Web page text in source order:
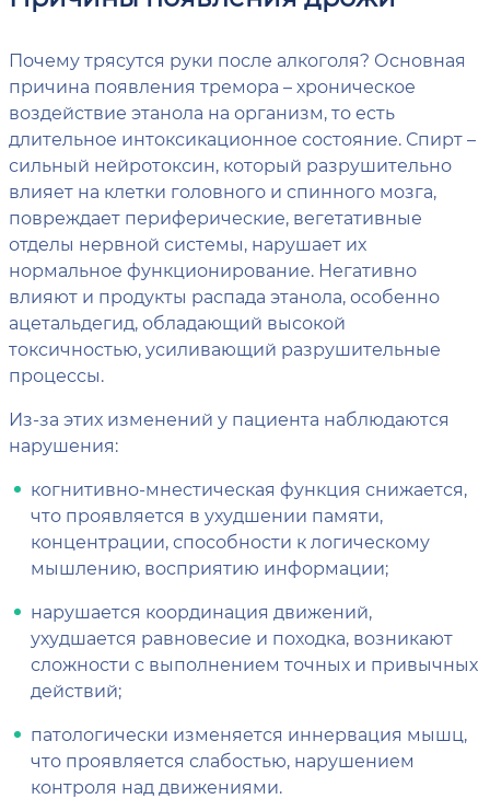
Почему трясутся руки после алкоголя? Основная
причина появления тремора – хроническое
воздействие этанола на организм, то есть
длительное интоксикационное состояние. Спирт –
сильный нейротоксин, который разрушительно
влияет на клетки головного и спинного мозга,
повреждает периферические, вегетативные
отделы нервной системы, нарушает их
нормальное функционирование. Негативно
влияют и продукты распада этанола, особенно
ацетальдегид, обладающий высокой
токсичностью, усиливающий разрушительные
процессы.
Из-за этих изменений у пациента наблюдаются
нарушения:
когнитивно-мнестическая функция снижается,
что проявляется в ухудшении памяти,
концентрации, способности к логическому
мышлению, восприятию информации;
нарушается координация движений,
ухудшается равновесие и походка, возникают
сложности с выполнением точных и привычных
действий;
патологически изменяется иннервация мышц,
что проявляется слабостью, нарушением
контроля над движениями.